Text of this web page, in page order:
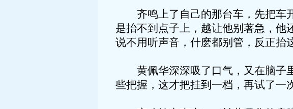
齐鸣上了自己的那台车，先把车
是抬不到点子上，越让他别著急，他
说不用听声音，什麽都别管，反正抬
黄佩华深深吸了口气，又在脑子
些把握，这才把挂到一档，再试了一